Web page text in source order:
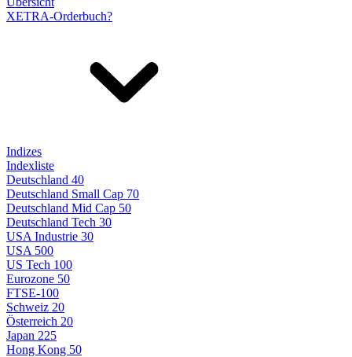
XETRA-Orderbuch?
Indizes
Indexliste
Deutschland 40
Deutschland Small Cap 70
Deutschland Mid Cap 50
Deutschland Tech 30
USA Industrie 30
USA 500
US Tech 100
Eurozone 50
FTSE-100
Schweiz 20
Österreich 20
Japan 225
Hong Kong 50